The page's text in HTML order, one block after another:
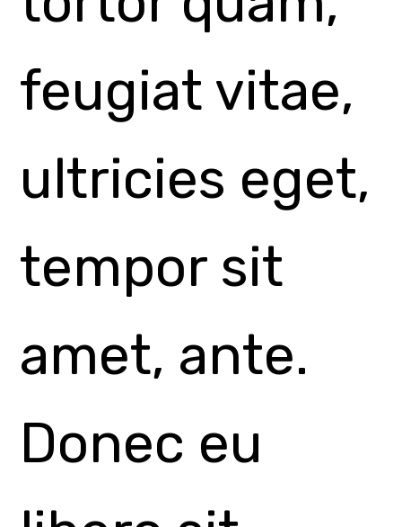
libero sit
amet quam
egestas
semper.
Aenean
ultricies mi
vitae est.